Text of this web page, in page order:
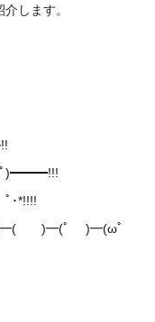
します。
)━━━!!!
ﾟ･*!!!!
)━(ﾟ )━(ωﾟ